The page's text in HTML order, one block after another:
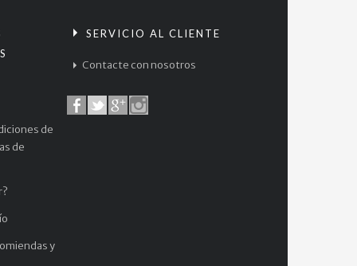
de
de
y
SERVICIO AL CLIENTE
Contacte con nosotros